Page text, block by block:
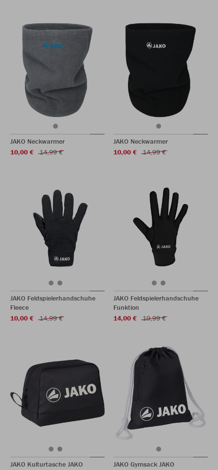
JAKO Neckwarmer
10,00 €
14,99 €
JAKO Neckwarmer
10,00 €
14,99 €
JAKO Feldspielerhandschuhe
Fleece
10,00 €
14,99 €
JAKO Feldspielerhandschuhe
Funktion
14,00 €
19,99 €
JAKO Kulturtasche JAKO
JAKO Gymsack JAKO